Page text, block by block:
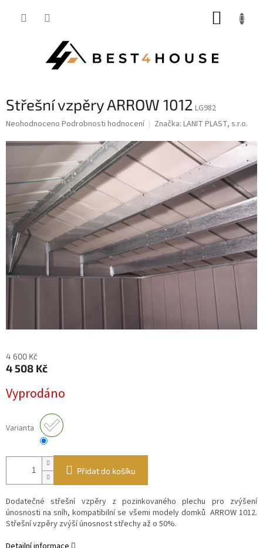
Střešní vzpěry ARROW 1012 LG982
Průměrné
produktu
hvězdiček.
Neohodnoceno Podrobnosti hodnocení Značka: LANIT PLAST, s.r.o.
4 600 Kč
4 508 Kč
cena:
Vyprodáno
Varianta
Přidat do košíku
Dodatečné střešní vzpěry z pozinkovaného plechu pro zvýšení
únosnosti na sníh,kompatibilní se všemi modely domků ARROW 1012.
Střešní vzpěry zvýší únosnost střechy až o 50%.